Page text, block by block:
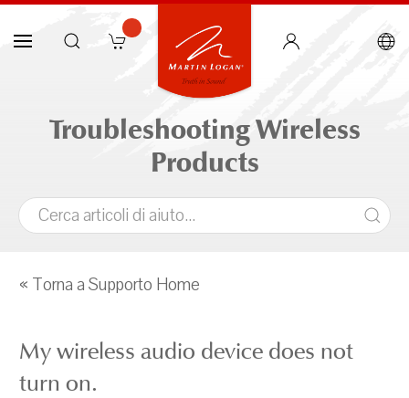
Troubleshooting Wireless
Products
« Torna a Supporto Home
My wireless audio device does not
turn on.